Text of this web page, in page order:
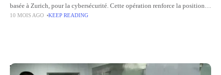
basée à Zurich, pour la cybersécurité. Cette opération renforce la position
de la filiale Orange sur le marché suisse, où la
10 MOIS AGO KEEP READING
Top Picks for You